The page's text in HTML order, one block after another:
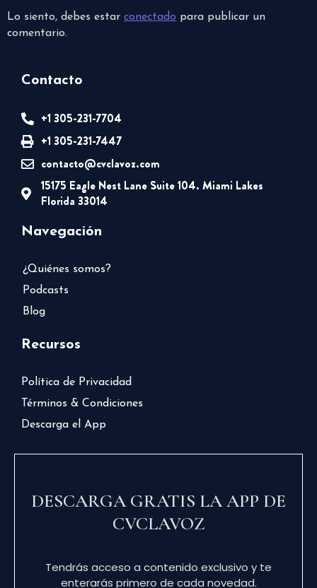
Lo siento, debes estar conectado para publicar un
comentario.
Contacto
+1 305-231-7704
+1 305-231-7447
contacto@cvclavoz.com
15175 Eagle Nest Lane Suite 104. Miami Lakes
Florida 33014
Navegación
¿Quiénes somos?
Podcasts
Blog
Recursos
Política de Privacidad
Términos & Condiciones
Descarga el App
DESCARGA GRATIS LA APP DE
CVCLAVOZ
Tendrás acceso a contenido exclusivo y te
enterarás primero de cada novedad.